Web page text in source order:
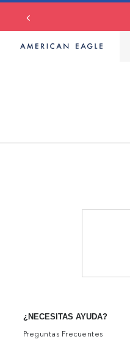
¿NECESITAS AYUDA?
Preguntas Frecuentes